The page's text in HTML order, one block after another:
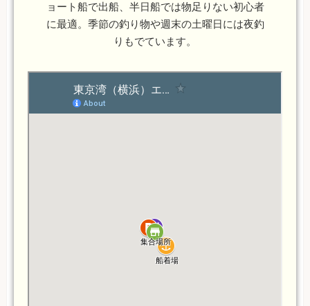
ョート船で出船、半日船では物足りない初心者
に最適。季節の釣り物や週末の土曜日には夜釣
りもでています。